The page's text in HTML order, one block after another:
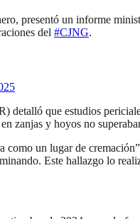
presentó un informe
del #CJNG.
detalló que estudios
zanjas y hoyos no
como un lugar de
Este hallazgo lo